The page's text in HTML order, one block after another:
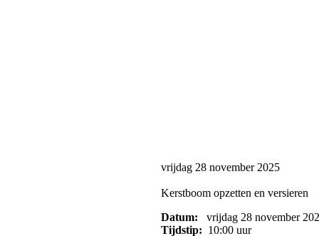
vrijdag 28 november 2025
Kerstboom opzetten en versieren
Datum:
vrijdag 28 november
Tijdstip: 10:00 uur